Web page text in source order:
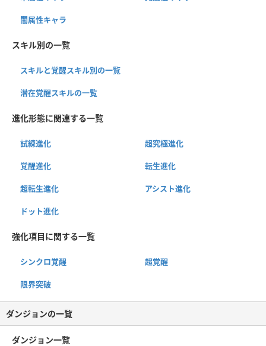
闇属性キャラ
スキル別の一覧
スキルと覚醒スキル別の一覧
潜在覚醒スキルの一覧
進化形態に関連する一覧
試練進化 超究極進化
覚醒進化 転生進化
超転生進化 アシスト進化
ドット進化
強化項目に関する一覧
シンクロ覚醒 超覚醒
限界突破
ダンジョンの一覧
ダンジョン一覧